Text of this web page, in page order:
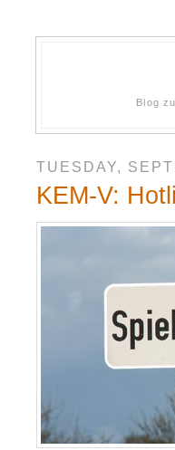
Blog
TUESDAY,
KEM-V: